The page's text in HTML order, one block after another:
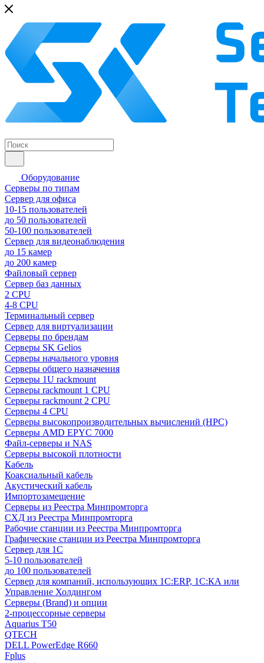
Оборудование
Серверы по типам
Сервер для офиса
10-15 пользователей
до 50 пользователей
50-100 пользователей
Сервер для видеонаблюдения
до 15 камер
до 200 камер
Файловый сервер
Сервер баз данных
2 CPU
4-8 CPU
Терминальный сервер
Сервер для виртуализации
Серверы по брендам
Серверы SK Gelios
Серверы начального уровня
Серверы общего назначения
Серверы 1U rackmount
Серверы rackmount 1 CPU
Серверы rackmount 2 CPU
Серверы 4 CPU
Серверы высокопроизводительных вычислений (HPC)
Серверы AMD EPYC 7000
Файл-серверы и NAS
Серверы высокой плотности
Кабель
Коаксиальный кабель
Акустический кабель
Импортозамещение
Серверы из Реестра Минпромторга
СХД из Реестра Минпромторга
Рабочие станции из Реестра Минпромторга
Графические станции из Реестра Минпромторга
Сервер для 1С
5-10 пользователей
до 100 пользователей
Сервер для компаний, использующих 1C:ERP, 1С:КА или
Управление Холдингом
Серверы (Brand) и опции
2-процессорные серверы
Aquarius T50
QTECH
DELL PowerEdge R660
Fplus